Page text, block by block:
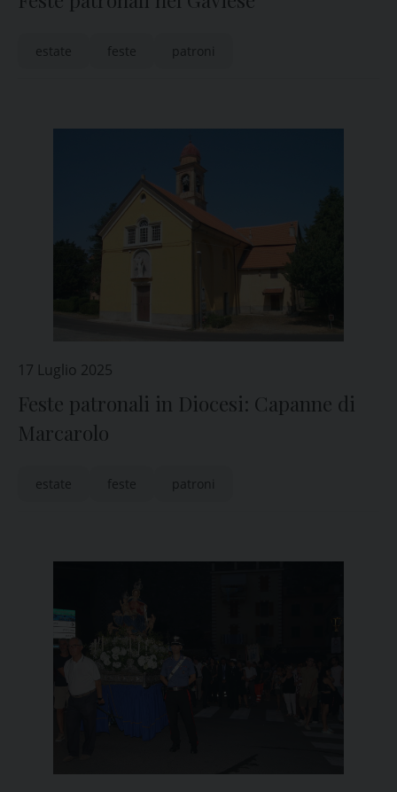
estate feste patroni
17 Luglio 2025
Feste patronali in Diocesi: Capanne di
Marcarolo
estate feste patroni